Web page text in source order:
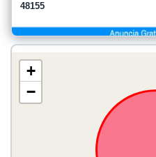
48155
+
−